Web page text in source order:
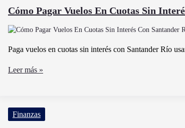
salarial
empleadas
domésticas
Cómo Pagar Vuelos En Cuotas Sin
Paga vuelos en cuotas sin interés con Santander Río
Cómo
En
Cuotas
Leer más »
Finanzas